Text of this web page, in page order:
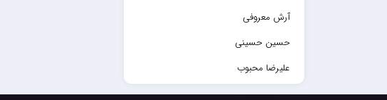
آرش معروفی
حسین حسینی
علیرضا محبوب
حسین حصارکی